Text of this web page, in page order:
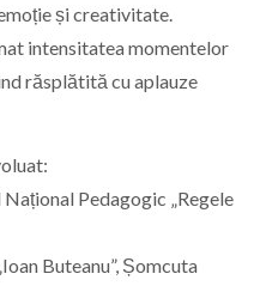
și creativitate.
intensitatea momentelor
răsplătită cu aplauze
Pedagogic „Regele
Buteanu”, Șomcuta